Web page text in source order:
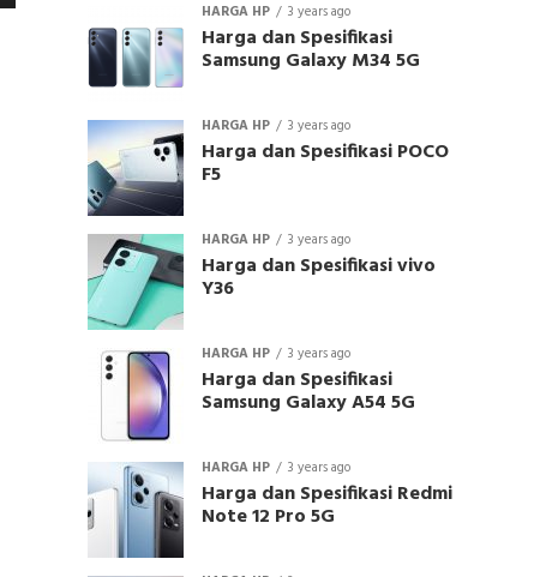
HARGA HP 3 years ago
Harga dan Spesifikasi
Samsung Galaxy M34 5G
HARGA HP 3 years ago
Harga dan Spesifikasi POCO
F5
HARGA HP 3 years ago
Harga dan Spesifikasi vivo
Y36
HARGA HP 3 years ago
Harga dan Spesifikasi
Samsung Galaxy A54 5G
HARGA HP 3 years ago
Harga dan Spesifikasi Redmi
Note 12 Pro 5G